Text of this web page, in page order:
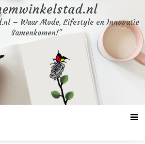
– Waar Mode, Lifestyle en Innovatie
Samenkomen!"